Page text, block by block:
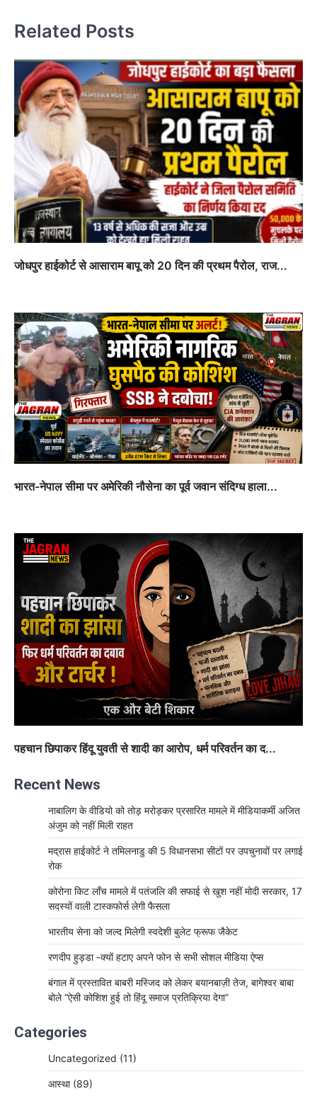
Related Posts
जोधपुर हाईकोर्ट से आसाराम बापू को 20 दिन की प्रथम पैरोल, राज...
भारत-नेपाल सीमा पर अमेरिकी नौसेना का पूर्व जवान संदिग्ध हाला...
पहचान छिपाकर हिंदू युवती से शादी का आरोप, धर्म परिवर्तन का द...
Recent News
नाबालिग के वीडियो को तोड़ मरोड़कर प्रसारित मामले में मीडियाकर्मी अजित
अंजुम को नहीं मिली राहत
मद्रास हाईकोर्ट ने तमिलनाडु की 5 विधानसभा सीटों पर उपचुनावों पर लगाई
रोक
कोरोना किट लॉंच मामले में पतंजलि की सफाई से खुश नहीं मोदी सरकार, 17
सदस्यों वाली टास्कफोर्स लेगी फैसला
भारतीय सेना को जल्द मिलेगी स्वदेशी बुलेट फ्रूफ जैकेट
रणदीप हुड्डा -क्यों हटाए अपने फोन से सभी सोशल मीडिया ऐप्स
बंगाल में प्रस्तावित बाबरी मस्जिद को लेकर बयानबाज़ी तेज, बागेश्वर बाबा
बोले “ऐसी कोशिश हुई तो हिंदू समाज प्रतिक्रिया देगा”
Categories
Uncategorized (11)
आस्था (89)